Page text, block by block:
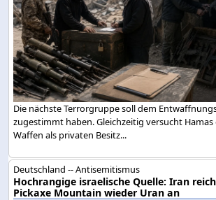
Die nächste Terrorgruppe soll dem
zugestimmt haben. Gleichzeitig versucht
Waffen als privaten Besitz...
Deutschland -- Antisemitismus
Hochrangige israelische Quelle: Iran
Pickaxe Mountain wieder Uran an